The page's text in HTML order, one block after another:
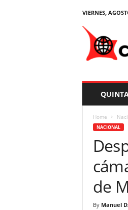
VIERNES,
Home
NACIONAL
de
By Manuel